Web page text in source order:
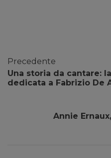
Precedente
Una storia da cantare:
dedicata a Fabrizio De
Annie